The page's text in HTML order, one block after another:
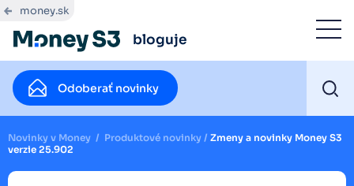
money.sk
bloguje
Odoberať novinky
Novinky v Money / Produktové novinky / Zmeny a novinky Money S3
verzie 25.902